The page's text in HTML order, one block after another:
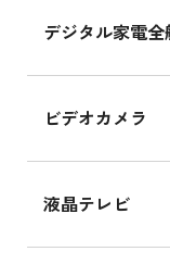
デジタル家電全
ビデオカメラ
液晶テレビ
iPad Air
iPad
iPhone
iPhone